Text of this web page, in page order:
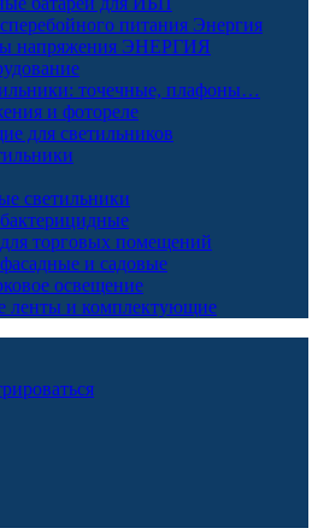
питания Энергия
напряжения ЭНЕРГИЯ
точечные, плафоны…
и фотореле
для светильников
светильники
торговых помещений
и садовые
освещение
ленты и комплектующие